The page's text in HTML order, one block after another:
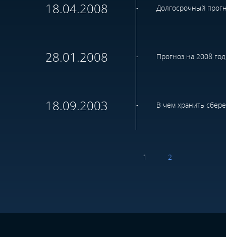
18.04.2008 Долгосрочный
28.01.2008 Прогноз на 2008 год
18.09.2003 В чем хранить
1 2